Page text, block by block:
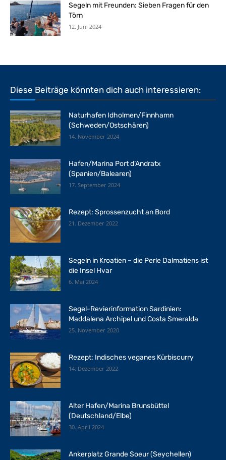
Segeln mit Freunden: Sieben Fragen für den
Törn
12. Juni 2024
Diese Beiträge könnten dich auch interessieren:
Naturhafen Idholmen/Finnhamn
(Schweden/Ostschären)
14. November 2024
Hafen/Marina Port d‘Andratx
(Spanien/Balearen)
17. September 2024
Rezept: Sprossenzucht an Bord
21. Dezember 2022
Segeln in Kroatien – die Perle Dalmatiens ist
die Insel Hvar
6. Mai 2024
Segel-Revierinformation Sardinien:
Maddalena Archipel und Costa Smeralda
25. November 2020
Rezept: Indisches veganes Kürbiscurry
14. Dezember 2022
Alter Hafen/Marina Brunsbüttel
(Deutschland/Elbe)
30. April 2024
Ankerplatz Grande Soeur (Seychellen)